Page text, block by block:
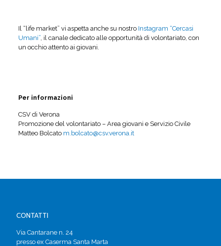
Il “life market” vi aspetta anche su nostro Instagram “Cercasi
Umani”, il canale dedicato alle opportunità di volontariato, con
un occhio attento ai giovani.
Per informazioni
CSV di Verona
Promozione del volontariato – Area giovani e Servizio Civile
Matteo Bolcato m.bolcato@csv.verona.it
CONTATTI
Via Cantarane n. 24
presso ex Caserma Santa Marta